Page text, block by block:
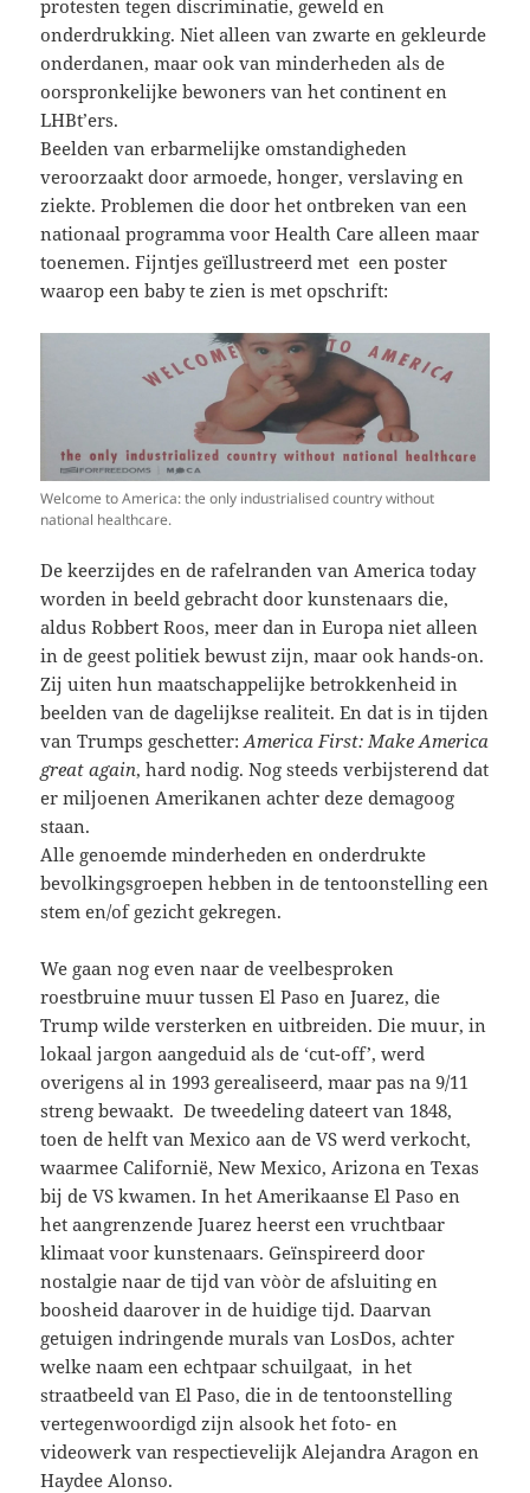
protesten tegen discriminatie, geweld en
onderdrukking. Niet alleen van zwarte en gekleurde
onderdanen, maar ook van minderheden als de
oorspronkelijke bewoners van het continent en
LHBt’ers.
Beelden van erbarmelijke omstandigheden
veroorzaakt door armoede, honger, verslaving en
ziekte. Problemen die door het ontbreken van een
nationaal programma voor Health Care alleen maar
toenemen. Fijntjes geïllustreerd met een poster
waarop een baby te zien is met opschrift:
Welcome to America: the only industrialised country without
national healthcare.
De keerzijdes en de rafelranden van America today
worden in beeld gebracht door kunstenaars die,
aldus Robbert Roos, meer dan in Europa niet alleen
in de geest politiek bewust zijn, maar ook hands-on.
Zij uiten hun maatschappelijke betrokkenheid in
beelden van de dagelijkse realiteit. En dat is in tijden
van Trumps geschetter:America First: Make America
great again, hard nodig. Nog steeds verbijsterend dat
er miljoenen Amerikanen achter deze demagoog
staan.
Alle genoemde minderheden en onderdrukte
bevolkingsgroepen hebben in de tentoonstelling een
stem en/of gezicht gekregen.
We gaan nog even naar de veelbesproken
roestbruine muur tussen El Paso en Juarez, die
Trump wilde versterken en uitbreiden. Die muur, in
lokaal jargon aangeduid als de ‘cut-off’, werd
overigens al in 1993 gerealiseerd, maar pas na 9/11
streng bewaakt. De tweedeling dateert van 1848,
toen de helft van Mexico aan de VS werd verkocht,
waarmee Californië, New Mexico, Arizona en Texas
bij de VS kwamen. In het Amerikaanse El Paso en
het aangrenzende Juarez heerst een vruchtbaar
klimaat voor kunstenaars. Geïnspireerd door
nostalgie naar de tijd van vòòr de afsluiting en
boosheid daarover in de huidige tijd. Daarvan
getuigen indringende murals van LosDos, achter
welke naam een echtpaar schuilgaat, in het
straatbeeld van El Paso, die in de tentoonstelling
vertegenwoordigd zijn alsook het foto- en
videowerk van respectievelijk Alejandra Aragon en
Haydee Alonso.